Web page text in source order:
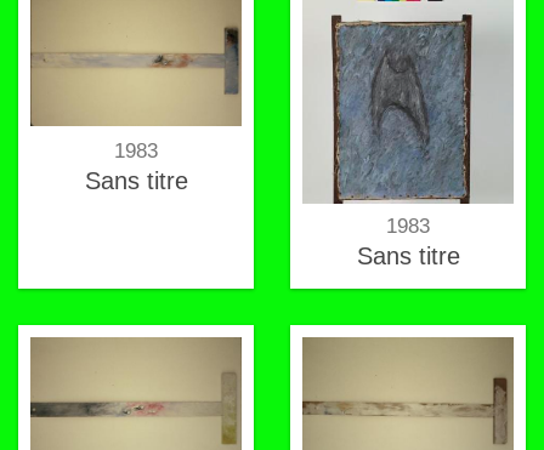
1983
Sans titre
1983
Sans titre